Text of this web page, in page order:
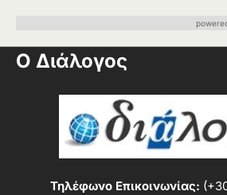
Ο Διάλογος
Τηλέφωνο Επικοινωνίας: